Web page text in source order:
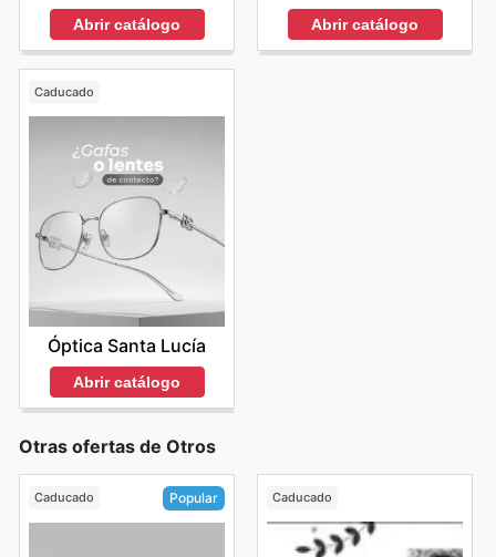
Abrir catálogo Abrir catálogo
Caducado
Óptica Santa Lucía
Abrir catálogo
Otras ofertas de Otros
Caducado Popular Caducado